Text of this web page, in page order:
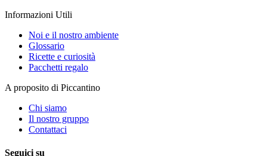
Informazioni Utili
Noi e il nostro ambiente
Glossario
Ricette e curiosità
Pacchetti regalo
A proposito di Piccantino
Chi siamo
Il nostro gruppo
Contattaci
Seguici su